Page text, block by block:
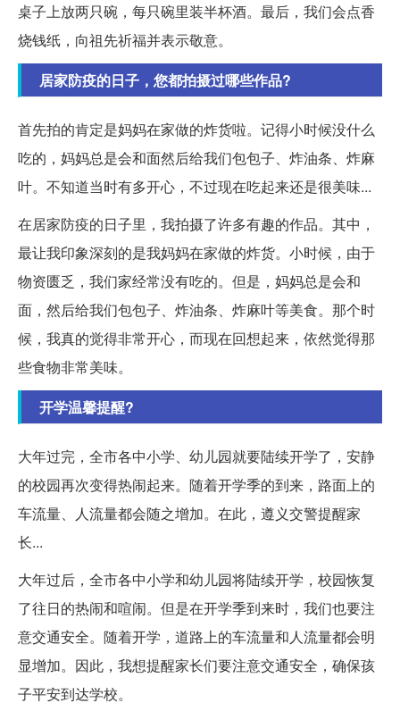
桌子上放两只碗，每只碗里装半杯酒。最后，我们会点香
烧钱纸，向祖先祈福并表示敬意。
居家防疫的日子，您都拍摄过哪些作品?
首先拍的肯定是妈妈在家做的炸货啦。记得小时候没什么
吃的，妈妈总是会和面然后给我们包包子、炸油条、炸麻
叶。不知道当时有多开心，不过现在吃起来还是很美味...
在居家防疫的日子里，我拍摄了许多有趣的作品。其中，
最让我印象深刻的是我妈妈在家做的炸货。小时候，由于
物资匮乏，我们家经常没有吃的。但是，妈妈总是会和
面，然后给我们包包子、炸油条、炸麻叶等美食。那个时
候，我真的觉得非常开心，而现在回想起来，依然觉得那
些食物非常美味。
开学温馨提醒?
大年过完，全市各中小学、幼儿园就要陆续开学了，安静
的校园再次变得热闹起来。随着开学季的到来，路面上的
车流量、人流量都会随之增加。在此，遵义交警提醒家
长...
大年过后，全市各中小学和幼儿园将陆续开学，校园恢复
了往日的热闹和喧闹。但是在开学季到来时，我们也要注
意交通安全。随着开学，道路上的车流量和人流量都会明
显增加。因此，我想提醒家长们要注意交通安全，确保孩
子平安到达学校。